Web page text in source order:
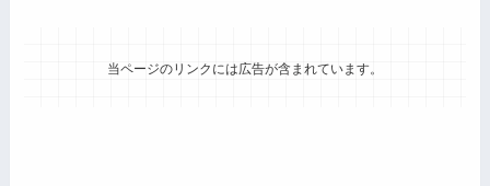
当ページのリンクには広告が含まれています。